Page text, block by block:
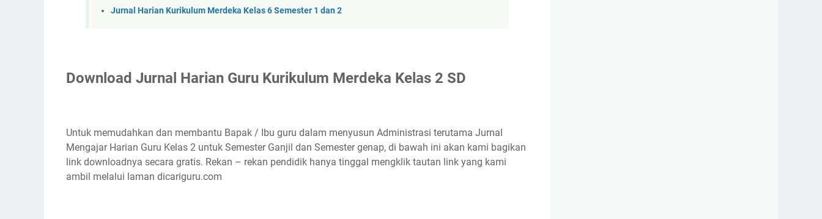
Jurnal Harian Kurikulum Merdeka Kelas 6 Semester 1 dan 2
Download Jurnal Harian Guru Kurikulum Merdeka Kelas 2 SD
Untuk memudahkan dan membantu Bapak / Ibu guru dalam menyusun Administrasi terutama Jurnal
Mengajar Harian Guru Kelas 2 untuk Semester Ganjil dan Semester genap, di bawah ini akan kami bagikan
link downloadnya secara gratis. Rekan – rekan pendidik hanya tinggal mengklik tautan link yang kami
ambil melalui laman dicariguru.com